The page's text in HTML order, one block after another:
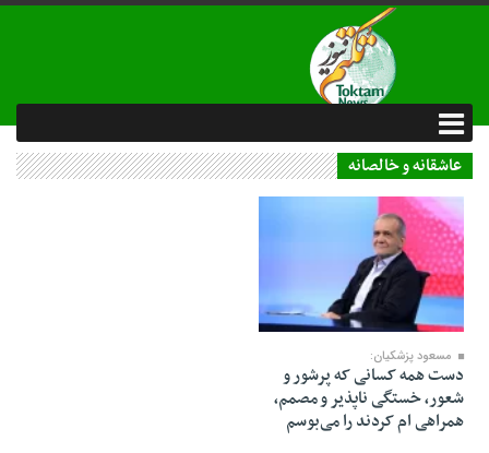
عاشقانه و خالصانه
مسعود پزشکیان:
دست همه کسانی که پرشور و
شعور، خستگی ناپذیر و مصمم،
همراهی ام کردند را می‌بوسم